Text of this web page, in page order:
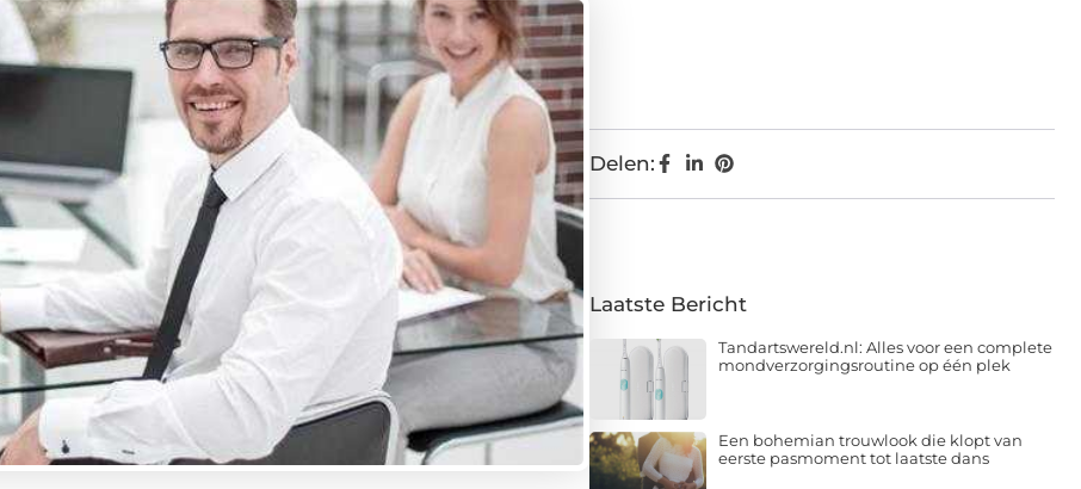
Delen:
Laatste Bericht
Tandartswereld.nl: Alles voor een complete
mondverzorgingsroutine op één plek
Een bohemian trouwlook die klopt van
eerste pasmoment tot laatste dans